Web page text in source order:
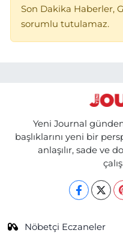
Son Dakika Haberler,
sorumlu tutulamaz.
Yeni Journal
başlıklarını yeni bir
anlaşılır, sade ve
Nöbetçi Eczaneler